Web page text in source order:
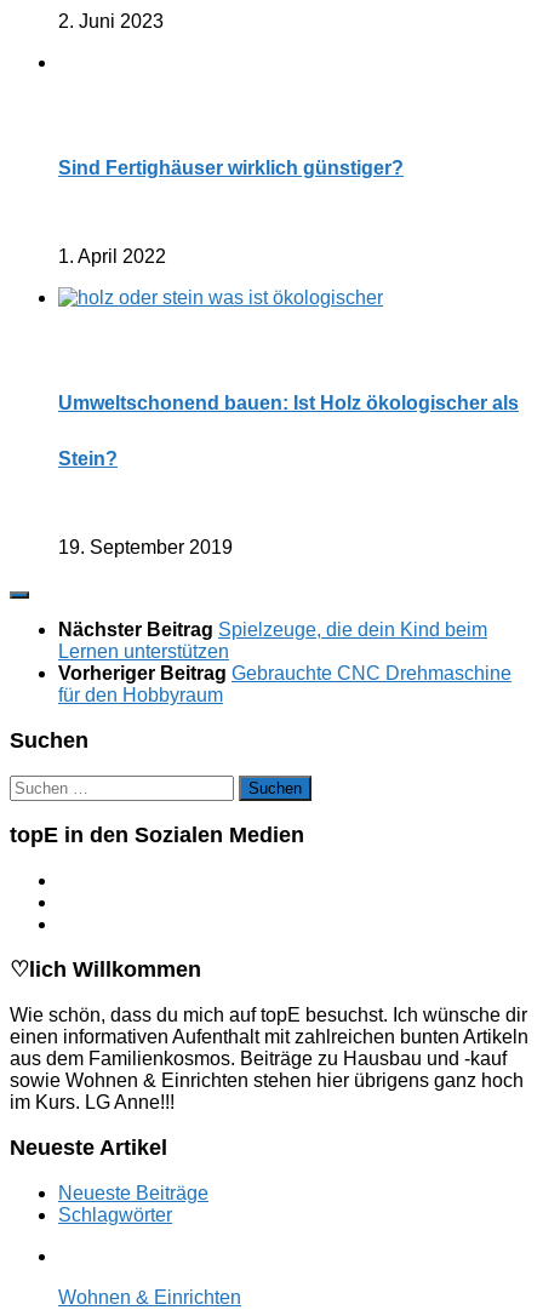
2. Juni 2023
Sind Fertighäuser wirklich günstiger?
1. April 2022
Umweltschonend bauen: Ist Holz ökologischer als
Stein?
19. September 2019
Nächster Beitrag Spielzeuge, die dein Kind beim
Lernen unterstützen
Vorheriger Beitrag Gebrauchte CNC Drehmaschine
für den Hobbyraum
Suchen
Suchen
nach:
topE in den Sozialen Medien
♡lich Willkommen
Wie schön, dass du mich auf topE besuchst. Ich wünsche dir
einen informativen Aufenthalt mit zahlreichen bunten Artikeln
aus dem Familienkosmos. Beiträge zu Hausbau und -kauf
sowie Wohnen & Einrichten stehen hier übrigens ganz hoch
im Kurs. LG Anne!!!
Neueste Artikel
Neueste Beiträge
Schlagwörter
Wohnen & Einrichten